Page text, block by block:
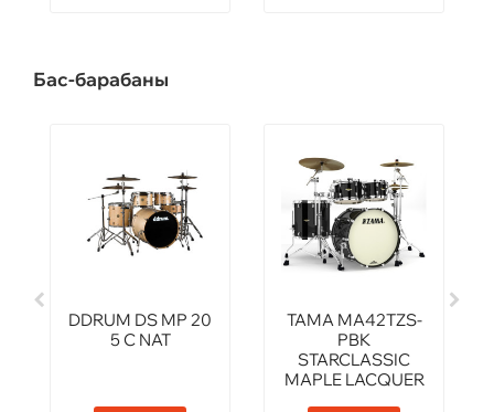
Бас-барабаны
DDRUM DS MP 20
5 C NAT
TAMA MA42TZS-
PBK
STARCLASSIC
MAPLE LACQUER